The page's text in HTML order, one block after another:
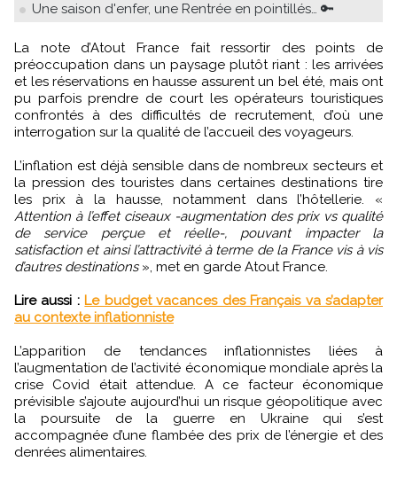
Une saison d'enfer, une Rentrée en pointillés… 🔑
La note d’Atout France fait ressortir des points de
préoccupation dans un paysage plutôt riant : les arrivées
et les réservations en hausse assurent un bel été, mais ont
pu parfois prendre de court les opérateurs touristiques
confrontés à des difficultés de recrutement, d’où une
interrogation sur la qualité de l’accueil des voyageurs.
L’inflation est déjà sensible dans de nombreux secteurs et
la pression des touristes dans certaines destinations tire
les prix à la hausse, notamment dans l’hôtellerie. «
Attention à l’effet ciseaux -augmentation des prix vs qualité
de service perçue et réelle-, pouvant impacter la
satisfaction et ainsi l’attractivité à terme de la France vis à vis
d’autres destinations », met en garde Atout France.
Lire aussi : Le budget vacances des Français va s’adapter
au contexte inflationniste
L’apparition de tendances inflationnistes liées à
l’augmentation de l’activité économique mondiale après la
crise Covid était attendue. A ce facteur économique
prévisible s’ajoute aujourd’hui un risque géopolitique avec
la poursuite de la guerre en Ukraine qui s’est
accompagnée d’une flambée des prix de l’énergie et des
denrées alimentaires.